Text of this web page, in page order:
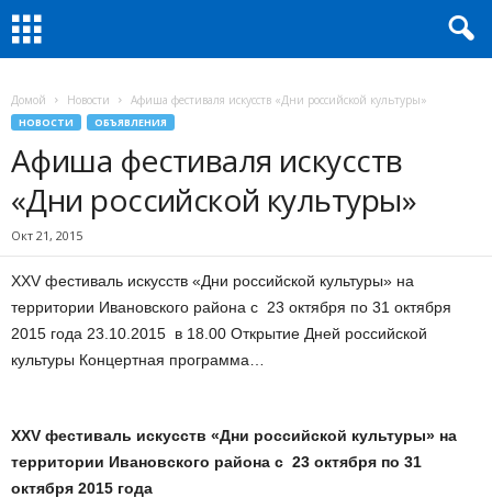
Домой Новости Афиша фестиваля искусств «Дни российской культуры»
НОВОСТИ ОБЪЯВЛЕНИЯ
Афиша фестиваля искусств
«Дни российской культуры»
Окт 21, 2015
XXV фестиваль искусств «Дни российской культуры» на
территории Ивановского района с 23 октября по 31 октября
2015 года 23.10.2015 в 18.00 Открытие Дней российской
культуры Концертная программа…
XXV фестиваль искусств «Дни российской культуры» на
территории Ивановского района с 23 октября по 31
октября 2015 года